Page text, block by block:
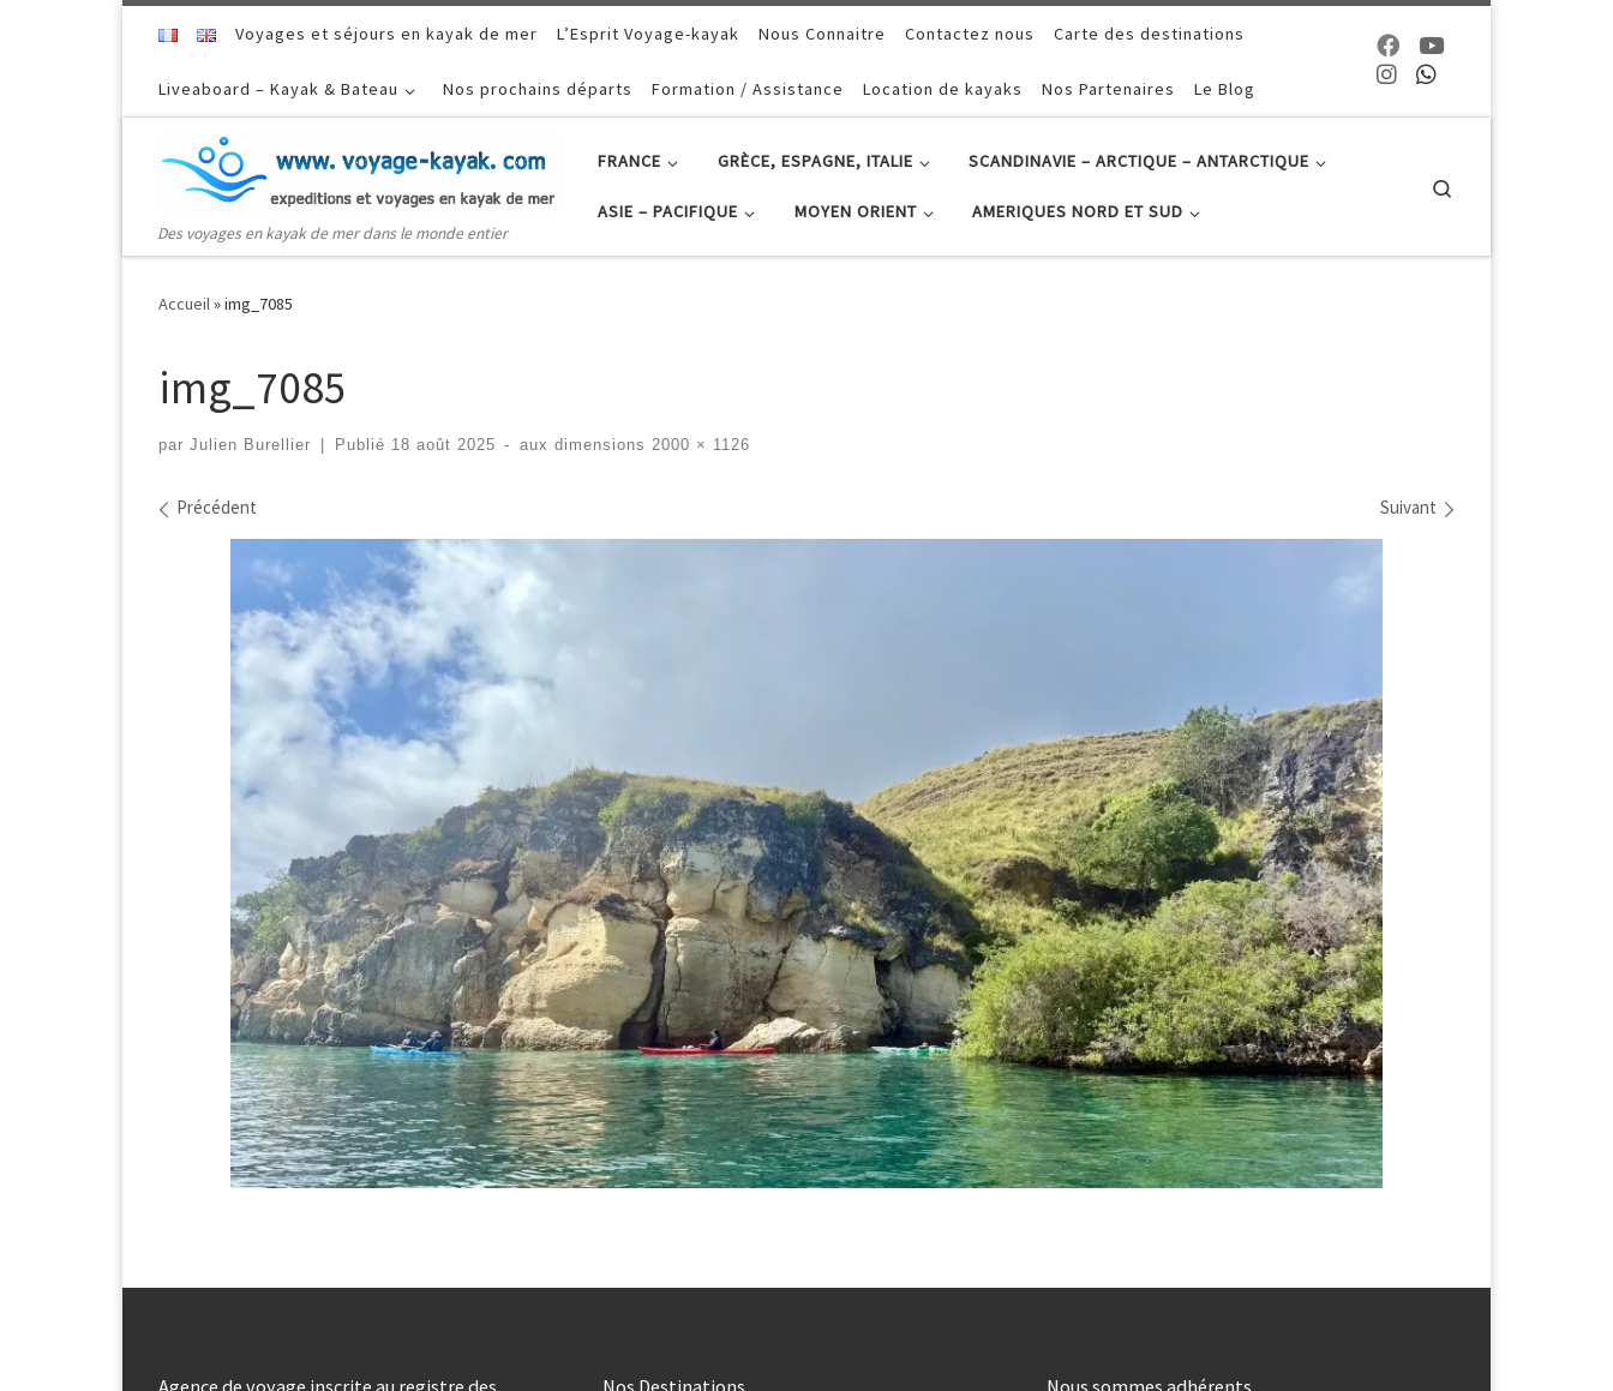
Voyages et séjours en kayak de mer L’Esprit Voyage-kayak Nous Connaitre Contactez nous Carte des destinations
Liveaboard – Kayak & Bateau Nos prochains départs Formation / Assistance Location de kayaks Nos Partenaires Le Blog
Des voyages en kayak de mer dans le monde entier
FRANCE GRÈCE, ESPAGNE, ITALIE SCANDINAVIE – ARCTIQUE – ANTARCTIQUE
ASIE – PACIFIQUE MOYEN ORIENT AMERIQUES NORD ET SUD
Accueil»img_7085
img_7085
par Julien Burellier Publié 18 août 2025 - aux dimensions 2000 × 1126
Navigation dans les images
Précédent Suivant
Agence de voyage inscrite au registre des
Nos Destinations Nous sommes adhérents